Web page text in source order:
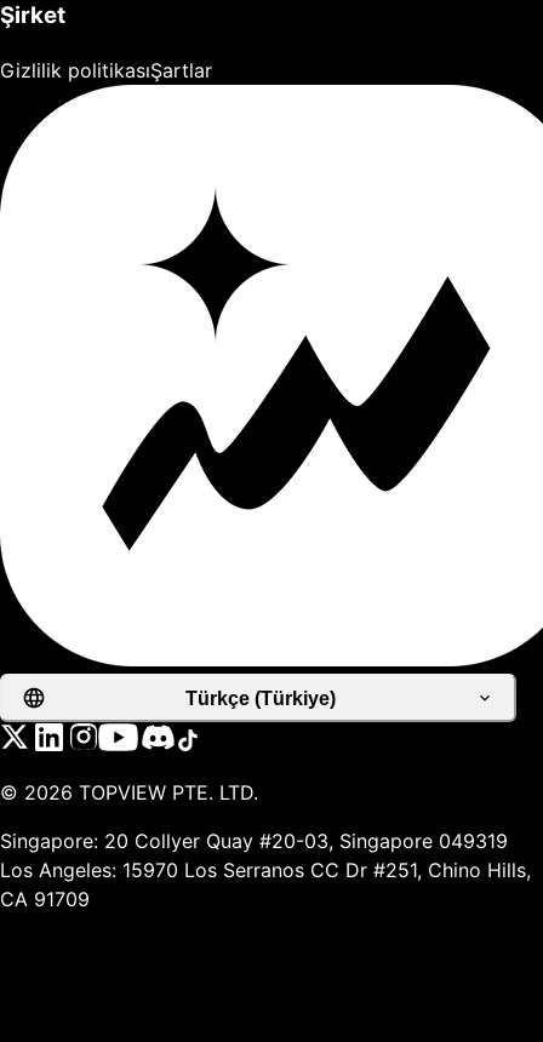
Şirket
Gizlilik politikasıŞartlar
Türkçe (Türkiye)
© 2026 TOPVIEW PTE. LTD.
Singapore: 20 Collyer Quay #20-03, Singapore 049319
Los Angeles: 15970 Los Serranos CC Dr #251, Chino Hills,
CA 91709